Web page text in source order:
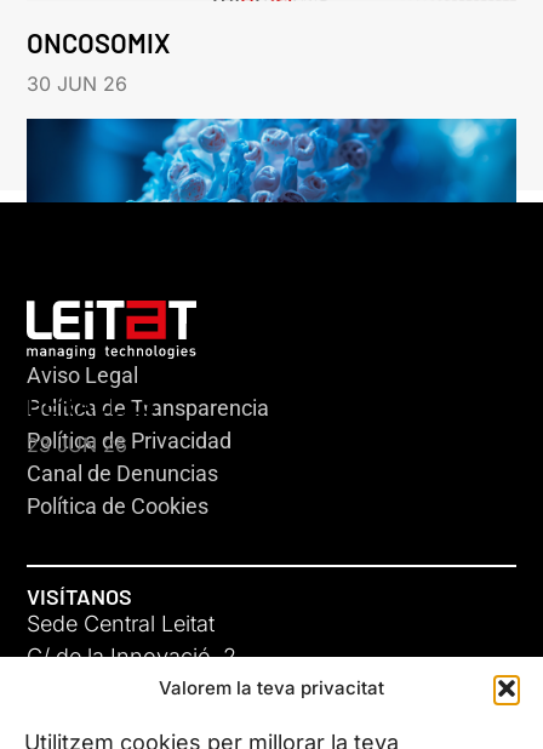
Valorem la teva privacitat
Utilitzem cookies per millorar la teva
ONCOSOMIX
30 JUN 26
HERACLES
23 JUN 26
Aviso Legal
Política de Transparencia
Política de Privacidad
Canal de Denuncias
Política de Cookies
VISÍTANOS
Sede Central Leitat
C/ de la Innovació, 2
08225 Terrassa, (Barcelona)
Conoce todas nuestras sedes